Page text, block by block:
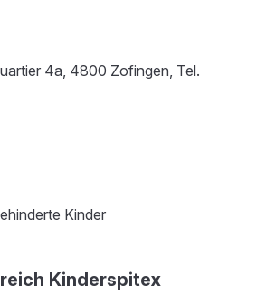
4a, 4800 Zofingen, Tel.
Kinder
Kinderspitex